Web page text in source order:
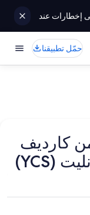
إخطارات عند
حمّل تطبيقنا
كارديف